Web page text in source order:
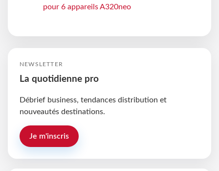
pour 6 appareils A320neo
NEWSLETTER
La quotidienne pro
Débrief business, tendances distribution et
nouveautés destinations.
Je m'inscris